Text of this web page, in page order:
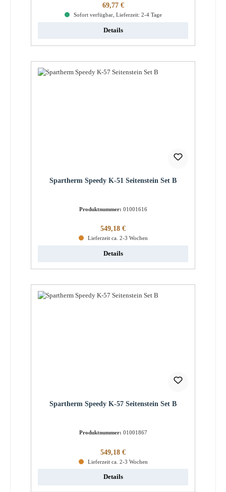
Regulärer Preis:
69,77 €
Sofort verfügbar, Lieferzeit: 2-4 Tage
Details
Spartherm Speedy K-51 Seitenstein Set B
Produktnummer: 01001616
Regulärer Preis:
549,18 €
Lieferzeit ca. 2-3 Wochen
Details
Spartherm Speedy K-57 Seitenstein Set B
Produktnummer: 01001867
Regulärer Preis:
549,18 €
Lieferzeit ca. 2-3 Wochen
Details